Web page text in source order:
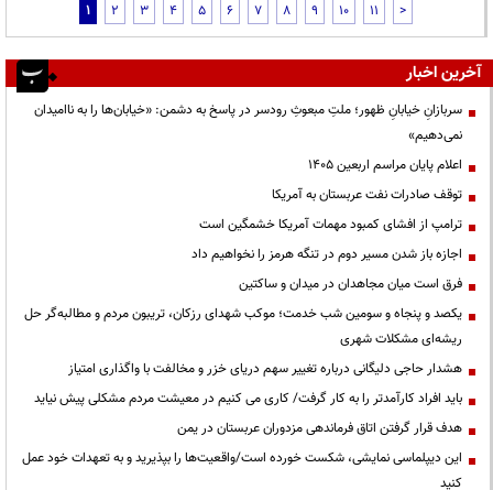
1 2 3 4 5 6 7 8 9 10 11 >
آخرین اخبار
سربازانِ خیابانِ ظهور؛ ملتِ مبعوثِ رودسر در پاسخ به دشمن: «خیابان‌ها را به ناامیدان
نمی‌دهیم»
اعلام پایان مراسم اربعین ۱۴۰۵
توقف صادرات نفت عربستان به آمریکا
ترامپ از افشای کمبود مهمات آمریکا خشمگین است
اجازه باز شدن مسیر دوم در تنگه هرمز را نخواهیم داد
فرق است میان مجاهدان در میدان و ساکتین
یکصد و پنجاه و سومین شب خدمت؛ موکب شهدای رزکان، تریبون مردم و مطالبه‌گر حل
ریشه‌ای مشکلات شهری
هشدار حاجی دلیگانی درباره تغییر سهم دریای خزر و مخالفت با واگذاری امتیاز
باید افراد کارآمدتر را به کار گرفت/ کاری می کنیم در معیشت مردم مشکلی پیش نیاید
هدف قرار گرفتن اتاق‌ فرماندهی مزدوران عربستان در یمن
این دیپلماسی نمایشی، شکست خورده است/واقعیت‌ها را بپذیرید و به تعهدات خود عمل
کنید